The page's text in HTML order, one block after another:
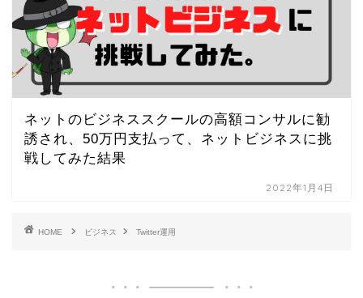
ネットのビジネススクールの高額コンサルに勧
誘され、50万円支払って、ネットビジネスに挑
戦してみた結果
2022年1月4日
HOME ビジネス Twitter運用